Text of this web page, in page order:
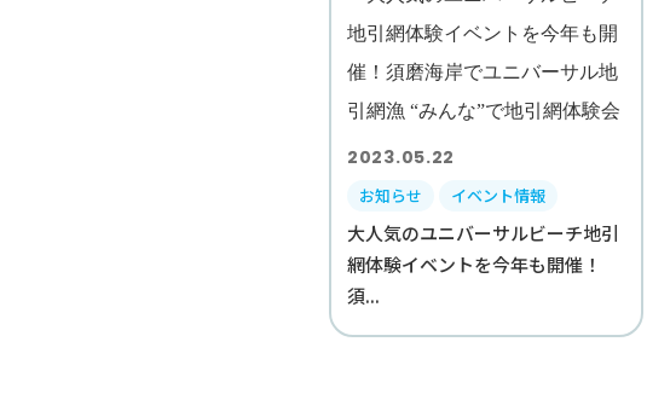
2023.05.22
お知らせ イベント情報
大人気のユニバーサルビーチ地引
網体験イベントを今年も開催！
須...